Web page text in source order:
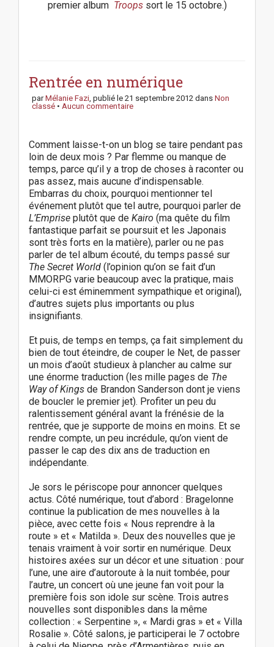
premier album Troopssort le 15 octobre.)
s
t
n
i
g
a
t
i
o
n
Rentrée en numérique
parMélanie Fazi, publié le 21 septembre 2012 dans Non
classé • Aucun commentaire
Comment laisse-t-on un blog se taire pendant pas
loin de deux mois ? Par flemme ou manque de
temps, parce qu’il y a trop de choses à raconter ou
pas assez, mais aucune d’indispensable.
Embarras du choix, pourquoi mentionner tel
événement plutôt que tel autre, pourquoi parler de
L’Emprise plutôt que de Kairo (ma quête du film
fantastique parfait se poursuit et les Japonais
sont très forts en la matière), parler ou ne pas
parler de tel album écouté, du temps passé sur
The Secret World (l’opinion qu’on se fait d’un
MMORPG varie beaucoup avec la pratique, mais
celui-ci est éminemment sympathique et original),
d’autres sujets plus importants ou plus
insignifiants.
Et puis, de temps en temps, ça fait simplement du
bien de tout éteindre, de couper le Net, de passer
un mois d’août studieux à plancher au calme sur
une énorme traduction (les mille pages de The
Way of Kings de Brandon Sanderson dont je viens
de boucler le premier jet). Profiter un peu du
ralentissement général avant la frénésie de la
rentrée, que je supporte de moins en moins. Et se
rendre compte, un peu incrédule, qu’on vient de
passer le cap des dix ans de traduction en
indépendante.
Je sors le périscope pour annoncer quelques
actus. Côté numérique, tout d’abord : Bragelonne
continue la publication de mes nouvelles à la
pièce, avec cette fois « Nous reprendre à la
route » et « Matilda ». Deux des nouvelles que je
tenais vraiment à voir sortir en numérique. Deux
histoires axées sur un décor et une situation : pour
l’une, une aire d’autoroute à la nuit tombée, pour
l’autre, un concert où une jeune fan voit pour la
première fois son idole sur scène. Trois autres
nouvelles sont disponibles dans la même
collection : « Serpentine », « Mardi gras » et « Villa
Rosalie ». Côté salons, je participerai le 7 octobre